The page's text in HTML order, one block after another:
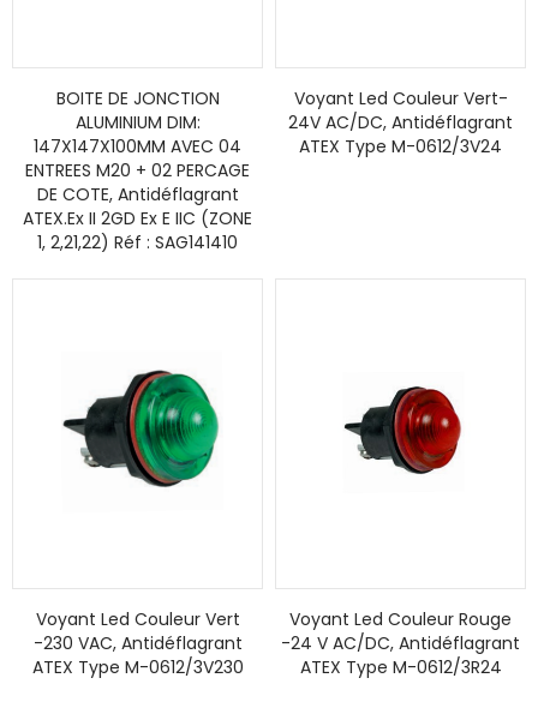
BOITE DE JONCTION
ALUMINIUM DIM:
147X147X100MM AVEC 04
ENTREES M20 + 02 PERCAGE
DE COTE, Antidéflagrant
ATEX.Ex II 2GD Ex E IIC (ZONE
1, 2,21,22) Réf : SAG141410
Voyant Led Couleur Vert-
24V AC/DC, Antidéflagrant
ATEX Type M-0612/3V24
Voyant Led Couleur Vert
-230 VAC, Antidéflagrant
ATEX Type M-0612/3V230
Voyant Led Couleur Rouge
-24 V AC/DC, Antidéflagrant
ATEX Type M-0612/3R24